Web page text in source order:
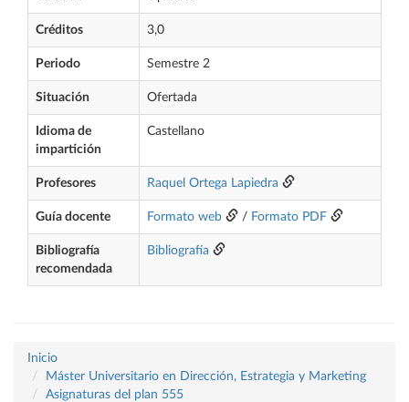
Créditos 3,0
Periodo Semestre 2
Situación Ofertada
Idioma de
impartición
Castellano
Profesores Raquel Ortega Lapiedra
Guía docente Formato web / Formato PDF
Bibliografía
recomendada
Bibliografía
Inicio
Máster Universitario en Dirección, Estrategia y Marketing
Asignaturas del plan 555